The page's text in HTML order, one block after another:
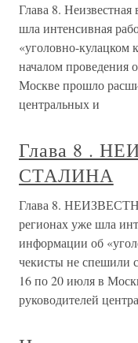
Глава 8.
шла интенсивная
«уголовно-кулацком
началом проведения
Москве прошло
центральных и
Глава 8 .
СТАЛИНА
Глава 8.
регионах уже шла
информации об
чекисты не спешили
16 по 20 июля в
руководителей